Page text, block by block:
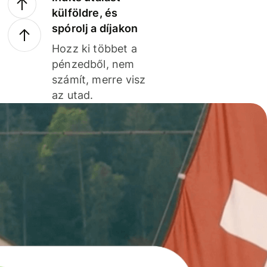
külföldre, és
spórolj a díjakon
Hozz ki többet a
pénzedből, nem
számít, merre visz
az utad.